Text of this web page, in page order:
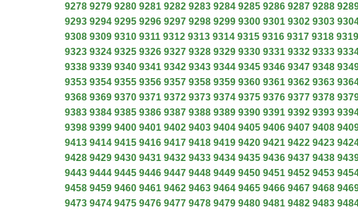
9278 9279 9280 9281 9282 9283 9284 9285 9286 9287 9288
9293 9294 9295 9296 9297 9298 9299 9300 9301 9302 9303
9308 9309 9310 9311 9312 9313 9314 9315 9316 9317 9318 9319
9323 9324 9325 9326 9327 9328 9329 9330 9331 9332 9333
9338 9339 9340 9341 9342 9343 9344 9345 9346 9347 9348
9353 9354 9355 9356 9357 9358 9359 9360 9361 9362 9363
9368 9369 9370 9371 9372 9373 9374 9375 9376 9377 9378
9383 9384 9385 9386 9387 9388 9389 9390 9391 9392 9393
9398 9399 9400 9401 9402 9403 9404 9405 9406 9407 9408
9413 9414 9415 9416 9417 9418 9419 9420 9421 9422 9423
9428 9429 9430 9431 9432 9433 9434 9435 9436 9437 9438
9443 9444 9445 9446 9447 9448 9449 9450 9451 9452 9453
9458 9459 9460 9461 9462 9463 9464 9465 9466 9467 9468
9473 9474 9475 9476 9477 9478 9479 9480 9481 9482 9483